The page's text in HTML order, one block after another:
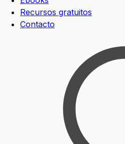
Recursos gratuitos
Contacto